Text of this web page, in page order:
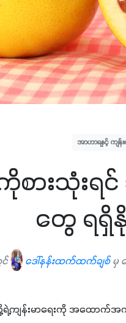
အာဟာရနှင့် ကျန်း
ားသုံးရ
တွေ ရရှိ
င် ဒေါ်နန်းထက်ထက်ချစ်မှ ရ
ကျန်းမာရေးကို အထောက်